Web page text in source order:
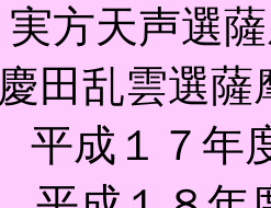
実方天声選
慶田乱雲選薩
平成１７年